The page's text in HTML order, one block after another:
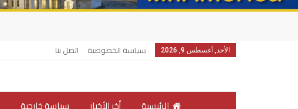
الأحد, أغسطس 9, 2026 سياسة الخصوصية اتصل بنا